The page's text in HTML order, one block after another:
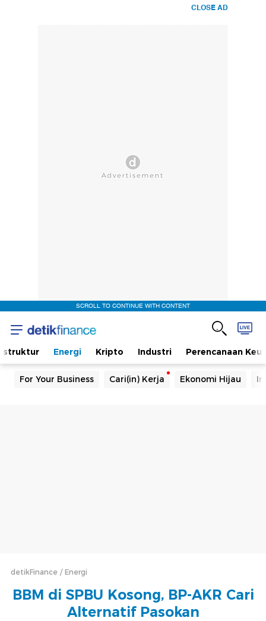
CLOSE AD
SCROLL TO CONTINUE WITH CONTENT
Energi Kripto Industri Perencanaan
For Your Business Cari(in) Kerja Ekonomi Hijau
detikFinance Energi
BBM di SPBU Kosong, BP-AKR Cari
Alternatif Pasokan